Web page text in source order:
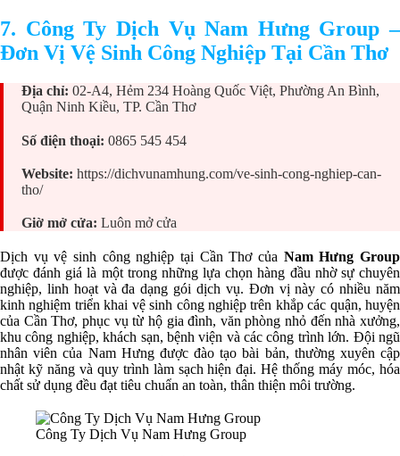
7. Công Ty Dịch Vụ Nam Hưng Group –
Đơn Vị Vệ Sinh Công Nghiệp Tại Cần Thơ
Địa chỉ: 02-A4, Hẻm 234 Hoàng Quốc Việt, Phường An Bình,
Quận Ninh Kiều, TP. Cần Thơ
Số điện thoại: 0865 545 454
Website: https://dichvunamhung.com/ve-sinh-cong-nghiep-can-
tho/
Giờ mở cửa: Luôn mở cửa
Dịch vụ vệ sinh công nghiệp tại Cần Thơ của Nam Hưng Group
được đánh giá là một trong những lựa chọn hàng đầu nhờ sự chuyên
nghiệp, linh hoạt và đa dạng gói dịch vụ. Đơn vị này có nhiều năm
kinh nghiệm triển khai vệ sinh công nghiệp trên khắp các quận, huyện
của Cần Thơ, phục vụ từ hộ gia đình, văn phòng nhỏ đến nhà xưởng,
khu công nghiệp, khách sạn, bệnh viện và các công trình lớn. Đội ngũ
nhân viên của Nam Hưng được đào tạo bài bản, thường xuyên cập
nhật kỹ năng và quy trình làm sạch hiện đại. Hệ thống máy móc, hóa
chất sử dụng đều đạt tiêu chuẩn an toàn, thân thiện môi trường.
Công Ty Dịch Vụ Nam Hưng Group